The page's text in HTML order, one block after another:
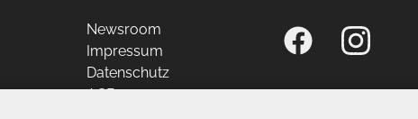
Newsroom
Impressum
Datenschutz
AGB